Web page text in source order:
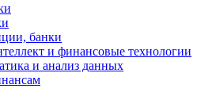
банки
и финансовые технологии
и анализ данных